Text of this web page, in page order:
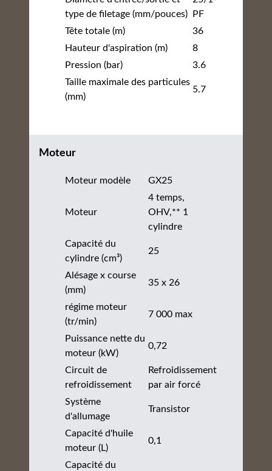
type de filetage (mm/pouces)
PF
Tête totale (m)
36
Hauteur d'aspiration (m)
8
Pression (bar)
3.6
Taille maximale des particules
(mm)
5.7
Moteur
Moteur modèle GX25
Moteur
4 temps,
OHV,** 1
cylindre
Capacité du
cylindre (cm³)
25
Alésage x course
(mm)
35 x 26
régime moteur
(tr/min)
7 000 max
Puissance nette du
moteur (kW)
0,72
Circuit de
refroidissement
Refroidissement
par air forcé
Système
d'allumage
Transistor
Capacité d'huile
moteur (L)
0,1
Capacité du